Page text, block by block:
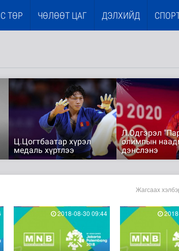
ТӨР ЧӨЛӨӨТ ЦАГ ДЭЛХИЙД
Ц.Цогтбаатар хүрэл
медаль хүртлээ
Л.Одгэрэл
олимпын
дэнслэнэ
Жагсаах
2018-08-30 09:44